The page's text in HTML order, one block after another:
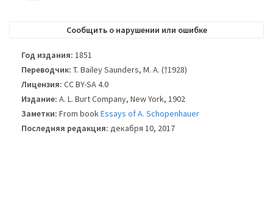
Сообщить о нарушении или ошибке
Год издания: 1851
Переводчик: T. Bailey Saunders, M. A. (†1928)
Лицензия: CC BY-SA 4.0
Издание: A. L. Burt Company, New York, 1902
Заметки: From bookEssays of A. Schopenhauer
Последняя редакция: декабря 10, 2017